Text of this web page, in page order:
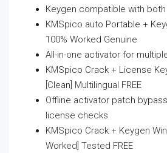
Keygen compatible with both
KMSpico auto Portable +
100% Worked Genuine
All-in-one activator for
KMSpico Crack + License
[Clean] Multilingual FREE
Offline activator patch
license checks
KMSpico Crack + Keygen
Worked] Tested FREE